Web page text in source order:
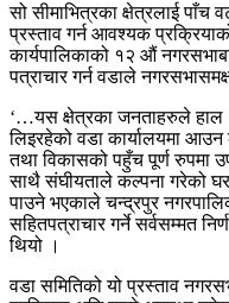
सो सीमाभित्रका क्षेत्रलाई पाँच
प्रस्ताव गर्न आवश्यक
कार्यपालिकाको १२ औं
पत्राचार गर्न वडाले
‘…यस क्षेत्रका जनताहरुले हाल
लिइरहेको वडा कार्यालयमा
तथा विकासको पहुँच पूर्ण रुपमा
साथै संघीयताले कल्पना गरेको
पाउने भएकाले चन्द्रपुर
सहितपत्राचार गर्ने सर्वसम्मत
थियो ।
वडा समितिको यो प्रस्ताव